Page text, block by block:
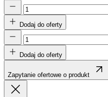
Dodaj do oferty
Dodaj do oferty
Zapytanie ofertowe o produkt